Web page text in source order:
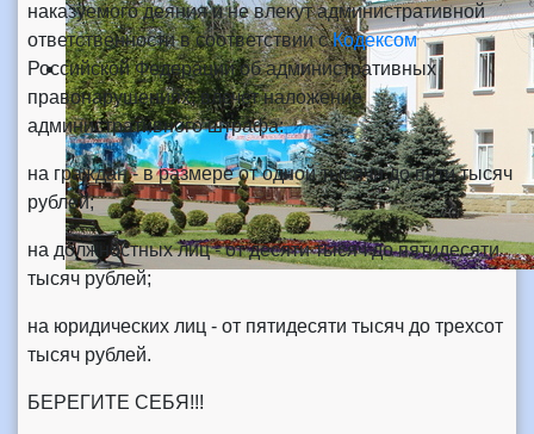
наказуемого деяния и не влекут административной
ответственности в соответствии сКодексом
Российской Федерации об административных
правонарушениях, влечет наложение
административного штрафа:
на граждан - в размере от одной тысячи до пяти тысяч
рублей;
на должностных лиц - от десяти тысяч до пятидесяти
тысяч рублей;
на юридических лиц - от пятидесяти тысяч до трехсот
тысяч рублей.
БЕРЕГИТЕ СЕБЯ!!!